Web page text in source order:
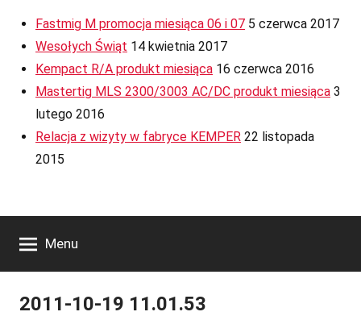
Fastmig M promocja miesiąca 06 i 07 5 czerwca 2017
Wesołych Świąt 14 kwietnia 2017
Kempact R/A produkt miesiąca 16 czerwca 2016
Mastertig MLS 2300/3003 AC/DC produkt miesiąca 3
lutego 2016
Relacja z wizyty w fabryce KEMPER 22 listopada
2015
Menu
2011-10-19 11.01.53